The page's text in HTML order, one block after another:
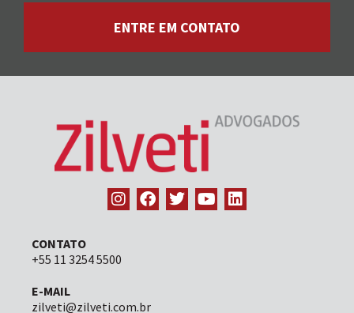
ENTRE EM CONTATO
CONTATO
+55 11 3254 5500
E-MAIL
zilveti@zilveti.com.br